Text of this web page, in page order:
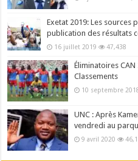
Exetat 2019: Les sources
publication des résultats
16 juillet 2019 47,438
Éliminatoires
Classements
10 septembre
UNC : Après
vendredi au
9 avril 2020